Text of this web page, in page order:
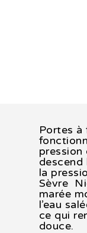
Portes
pression
descend
la
Sèvre
marée
l’eau
ce qui
douce.